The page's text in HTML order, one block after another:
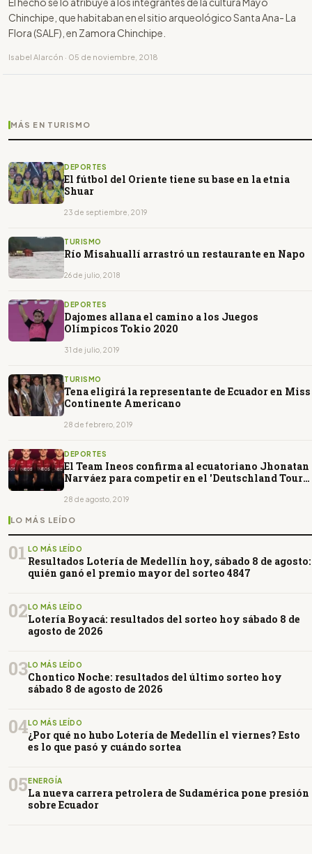
Chinchipe, que habitaban en el sitio arqueológico Santa Ana- La
Flora (SALF), en Zamora Chinchipe.
Isabel Alarcón · 05 de noviembre, 2018
MÁS EN TURISMO
DEPORTES
El fútbol del Oriente tiene su base en la etnia
Shuar
23 de septiembre, 2019
TURISMO
Río Misahuallí arrastró un restaurante en Napo
26 de julio, 2018
DEPORTES
Dajomes allana el camino a los Juegos
Olímpicos Tokio 2020
31 de julio, 2019
TURISMO
Tena eligirá la representante de Ecuador en Miss
Continente Americano
28 de febrero, 2019
DEPORTES
El Team Ineos confirma al ecuatoriano Jhonatan
Narváez para competir en el 'Deutschland Tour'
28 de agosto, 2019
LO MÁS LEÍDO
01 LO MÁS LEÍDO
Resultados Lotería de Medellín hoy, sábado 8 de agosto:
quién ganó el premio mayor del sorteo 4847
02LO MÁS LEÍDO
Lotería Boyacá: resultados del sorteo hoy sábado 8 de
agosto de 2026
03LO MÁS LEÍDO
Chontico Noche: resultados del último sorteo hoy
sábado 8 de agosto de 2026
04LO MÁS LEÍDO
¿Por qué no hubo Lotería de Medellín el viernes? Esto
es lo que pasó y cuándo sortea
05ENERGÍA
La nueva carrera petrolera de Sudamérica pone presión
sobre Ecuador